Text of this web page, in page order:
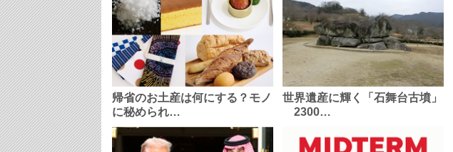
帰省のお土産は何にする？モノ
に秘められ…
世界遺産に輝く「石舞台古墳」
2300…